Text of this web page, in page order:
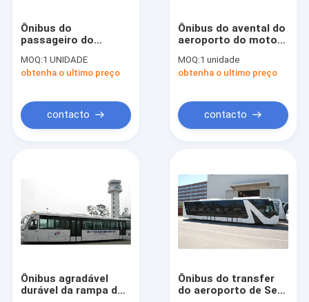
Ônibus do
passageiro do
do International 14
com a bateria
ao chumbo
MOQ:1 UNIDADE
obtenha o ultimo preço
contacto
Ônibus do avental do
aeroporto do motor
GSE 4
MOQ:1 unidade
obtenha o ultimo preço
contacto
Ônibus agradável
durável da rampa do
Ônibus do transfer
do aeroporto de Seat